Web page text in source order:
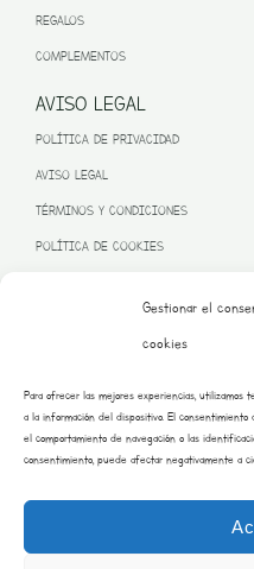
Gestionar el
cookies
Para ofrecer las mejores experiencias, utilizamos
a la información del dispositivo. El
el comportamiento de navegación o las
consentimiento, puede afectar negativamente a
REGALOS
COMPLEMENTOS
AVISO LEGAL
POLÍTICA DE PRIVACIDAD
AVISO LEGAL
TÉRMINOS Y CONDICIONES
POLÍTICA DE COOKIES
– NEXT